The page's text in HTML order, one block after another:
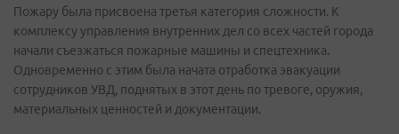
Пожару была присвоена третья категория сложности. К
комплексу управления внутренних дел со всех частей города
начали съезжаться пожарные машины и спецтехника.
Одновременно с этим была начата отработка эвакуации
сотрудников УВД, поднятых в этот день по тревоге, оружия,
материальных ценностей и документации.